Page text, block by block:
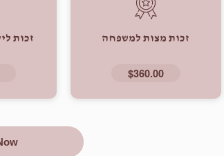
זכות מצות למשפחה
$360.00
זכות